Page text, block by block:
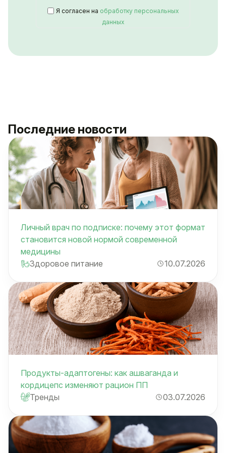
Я согласен на обработку персональных
данных
Последние новости
Личный врач по подписке: почему этот формат
становится новой нормой современной
медицины
Здоровое питание
10.07.2026
Продукты-адаптогены: как ашваганда и
кордицепс изменяют рацион ПП
Тренды
03.07.2026